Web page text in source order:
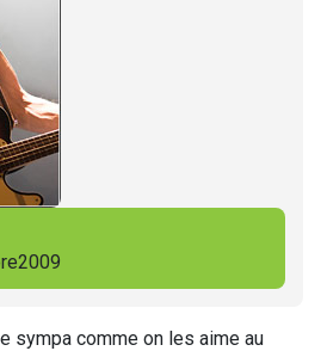
sympa comme on les aime au